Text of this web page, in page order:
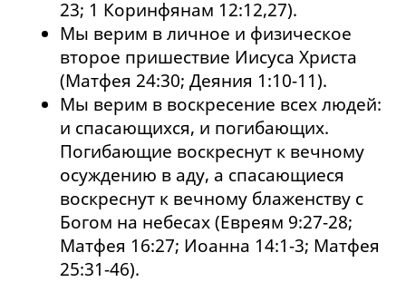
23; 1 Коринфянам 12:12,27).
Мы верим в личное и физическое
второе пришествие Иисуса Христа
(Матфея 24:30; Деяния 1:10-11).
Мы верим в воскресение всех людей:
и спасающихся, и погибающих.
Погибающие воскреснут к вечному
осуждению в аду, а спасающиеся
воскреснут к вечному блаженству с
Богом на небесах (Евреям 9:27-28;
Матфея 16:27; Иоанна 14:1-3; Матфея
25:31-46).